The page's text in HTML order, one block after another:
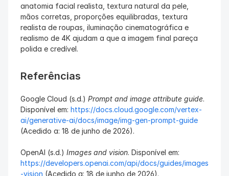
anatomia facial realista, textura natural da pele,
mãos corretas, proporções equilibradas, textura
realista de roupas, iluminação cinematográfica e
realismo de 4K ajudam a que a imagem final pareça
polida e credível.
Referências
Google Cloud (s.d.) Prompt and image attribute guide.
Disponível em: https://docs.cloud.google.com/vertex-
ai/generative-ai/docs/image/img-gen-prompt-guide
(Acedido a: 18 de junho de 2026).
OpenAI (s.d.) Images and vision
https://developers.openai.com/api/docs/guides/images
-vision (Acedido a: 18 de junho de 2026).